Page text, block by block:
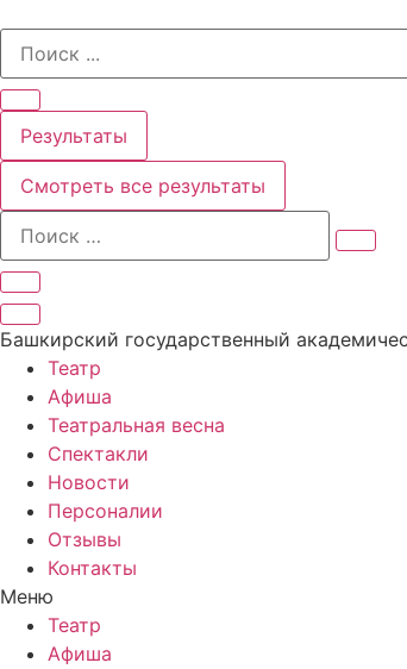
содержимому
Search
Результаты
Смотреть все результаты
Башкирский государственный
Театр
Афиша
Театральная весна
Спектакли
Новости
Персоналии
Отзывы
Контакты
Меню
Театр
Афиша